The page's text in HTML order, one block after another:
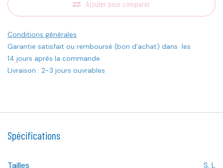
Ajouter pour comparer
Conditions générales
Garantie satisfait ou remboursé (bon d'achat) dans les
14 jours après la commande
Livraison : 2-3 jours ouvrables
Spécifications
Tailles S,L